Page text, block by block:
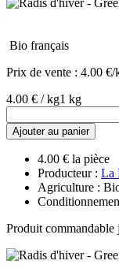
Bio français
Prix de vente : 4.00 €/
4.00 € / kg1 kg
Ajouter au panier
4.00 € la pièce
Producteur : La
Agriculture :
Produit commandable